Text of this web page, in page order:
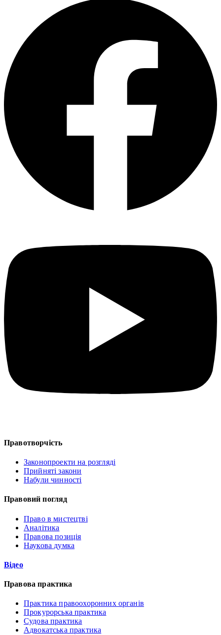
Правотворчість
Законопроекти на розгляді
Прийняті закони
Набули чинності
Правовий погляд
Право в мистецтві
Аналітика
Правова позиція
Наукова думка
Відео
Правова практика
Практика правоохоронних органів
Прокурорська практика
Судова практика
Адвокатська практика